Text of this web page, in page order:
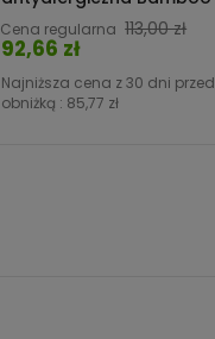
Sen pikowana z zamkiem
Iga Home
Cena regularna 113,00 zł
92,66 zł
Najniższa cena z 30 dni przed
obniżką : 85,77 zł